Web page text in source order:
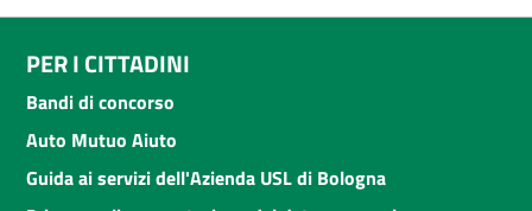
PER I CITTADINI
Bandi di concorso
Auto Mutuo Aiuto
Guida ai servizi dell'Azienda USL di Bologna